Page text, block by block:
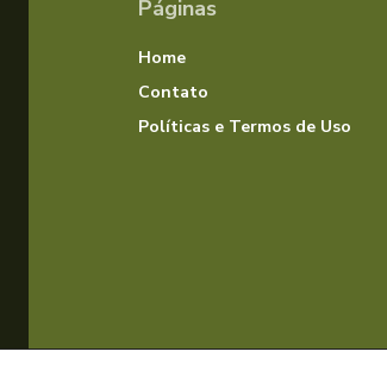
Páginas
Home
Contato
Políticas e Termos de Uso